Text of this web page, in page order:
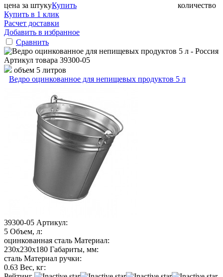
цена за штуку количество
Купить
Купить в 1 клик
Расчет доставки
Добавить в избранное
Сравнить
Артикул товара 39300-05
объем 5 литров
Ведро оцинкованное для непищевых продуктов 5 л
39300-05 Артикул:
5 Объем, л:
оцинкованная сталь Материал:
230х230х180 Габариты, мм:
сталь Материал ручки:
0.63 Вес, кг: